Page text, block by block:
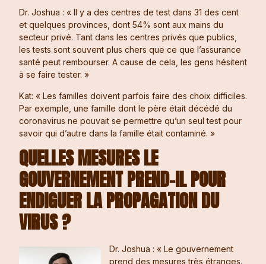
Dr. Joshua : « Il y a des centres de test dans 31 des cent
et quelques provinces, dont 54% sont aux mains du
secteur privé. Tant dans les centres privés que publics,
les tests sont souvent plus chers que ce que l’assurance
santé peut rembourser. A cause de cela, les gens hésitent
à se faire tester. »
Kat: « Les familles doivent parfois faire des choix difficiles.
Par exemple, une famille dont le père était décédé du
coronavirus ne pouvait se permettre qu’un seul test pour
savoir qui d’autre dans la famille était contaminé. »
QUELLES MESURES LE
GOUVERNEMENT PREND-IL POUR
ENDIGUER LA PROPAGATION DU
VIRUS ?
Dr. Joshua : « Le gouvernement
prend des mesures très étranges.